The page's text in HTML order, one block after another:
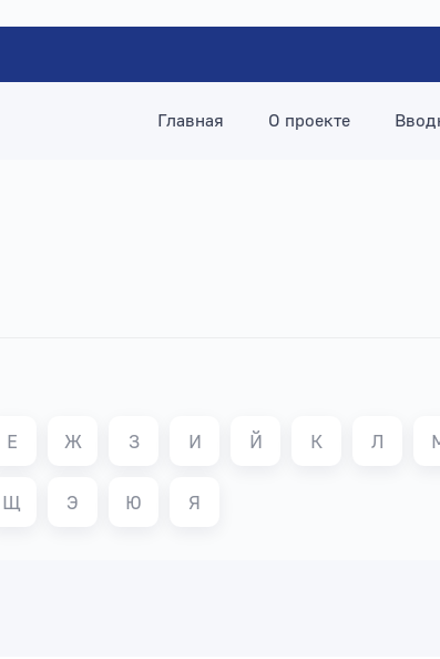
Главная О проекте
Е Ж З И Й К Л
Щ Э Ю Я